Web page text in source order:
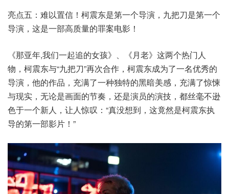
亮点五：难以置信！柯震东是第一个导演，九把刀是第一个
导演，这是一部高质量的罪案电影！
《那亚年,我们一起追的女孩》、《月老》这两个热门人
物，柯震东与“九把刀”再次合作，柯震东成为了一名优秀的
导演，他的作品，充满了一种独特的黑暗美感，充满了惊悚
与现实，无论是画面的节奏，还是演员的演技，都丝毫不逊
色于一个新人，让人惊叹：“真没想到，这竟然是柯震东执
导的第一部影片！”